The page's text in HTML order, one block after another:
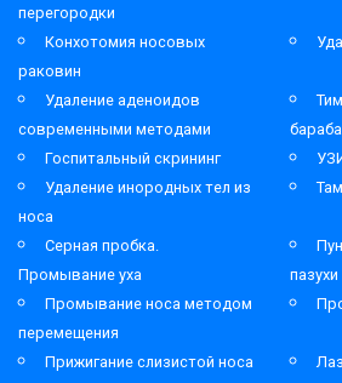
перегородки
Конхотомия носовых
раковин
Удаление аденоидов
современными методами
Госпитальный скрининг
Удаление инородных тел из
носа
Серная пробка.
Промывание уха
пазухи
Промывание носа методом
перемещения
Прижигание слизистой носа